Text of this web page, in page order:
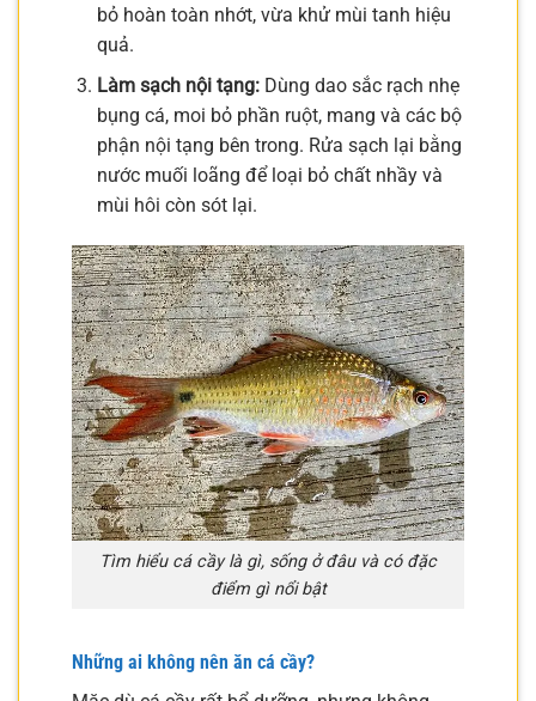
bỏ hoàn toàn nhớt, vừa khử mùi tanh hiệu
quả.
Làm sạch nội tạng:Dùng dao sắc rạch nhẹ
bụng cá, moi bỏ phần ruột, mang và các bộ
phận nội tạng bên trong. Rửa sạch lại bằng
nước muối loãng để loại bỏ chất nhầy và
mùi hôi còn sót lại.
Tìm hiểu cá cầy là gì, sống ở đâu và có đặc
điểm gì nổi bật
Những ai không nên ăn cá cầy?